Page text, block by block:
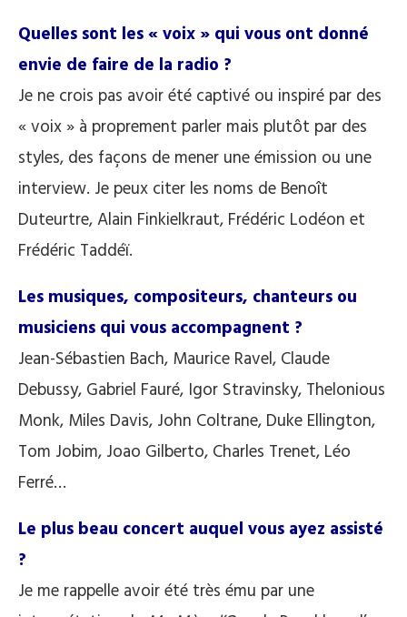
Quelles sont les « voix » qui vous ont donné
envie de faire de la radio ?
Je ne crois pas avoir été captivé ou inspiré par des
« voix » à proprement parler mais plutôt par des
styles, des façons de mener une émission ou une
interview. Je peux citer les noms de Benoît
Duteurtre, Alain Finkielkraut, Frédéric Lodéon et
Frédéric Taddéï.
Les musiques, compositeurs, chanteurs ou
musiciens qui vous accompagnent ?
Jean-Sébastien Bach, Maurice Ravel, Claude
Debussy, Gabriel Fauré, Igor Stravinsky, Thelonious
Monk, Miles Davis, John Coltrane, Duke Ellington,
Tom Jobim, Joao Gilberto, Charles Trenet, Léo
Ferré…
Le plus beau concert auquel vous ayez assisté
?
Je me rappelle avoir été très ému par une